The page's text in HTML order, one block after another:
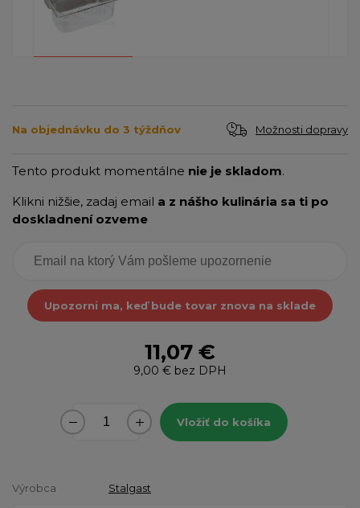
Na objednávku do 3 týždňov Možnosti dopravy
Tento produkt momentálne nie je skladom.
Klikni nižšie, zadaj email a z nášho kulinária sa ti po
doskladnení ozveme
Upozorni ma, keď bude tovar znova na sklade
11,07 €
9,00 € bez DPH
Vložiť do košíka
Výrobca Stalgast